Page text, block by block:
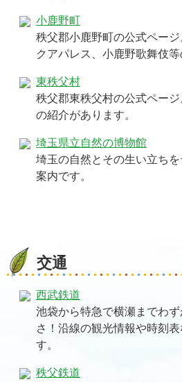
小鹿野町
秩父郡小鹿野町の公式ページ
クアパレス、小鹿野歌舞伎等
東秩父村
秩父郡東秩父村の公式ペー
の紹介があります。
埼玉県立自然の博物館
埼玉の自然とその生い立ち
案内です。
交通
西武鉄道
池袋から特急で横瀬までわ
さ！沿線の観光情報や時刻
す。
秩父鉄道